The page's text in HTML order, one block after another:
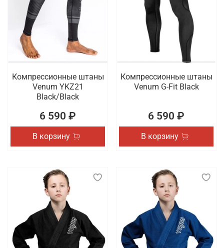
Компрессионные штаны
Venum YKZ21
Black/Black
6 590 ₽
В корзину
Компрессионные штаны
Venum G-Fit Black
6 590 ₽
В корзину